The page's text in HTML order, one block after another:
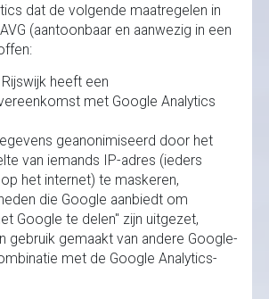
dat de volgende maatregelen in
(aantoonbaar en aanwezig in een
heeft een
met Google Analytics
geanonimiseerd door het
van iemands IP-adres (ieders
het internet) te maskeren,
die Google aanbiedt om
Google te delen" zijn uitgezet,
gebruik gemaakt van andere Google-
met de Google Analytics-